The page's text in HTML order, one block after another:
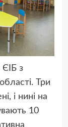
з
Три
і нині на
10